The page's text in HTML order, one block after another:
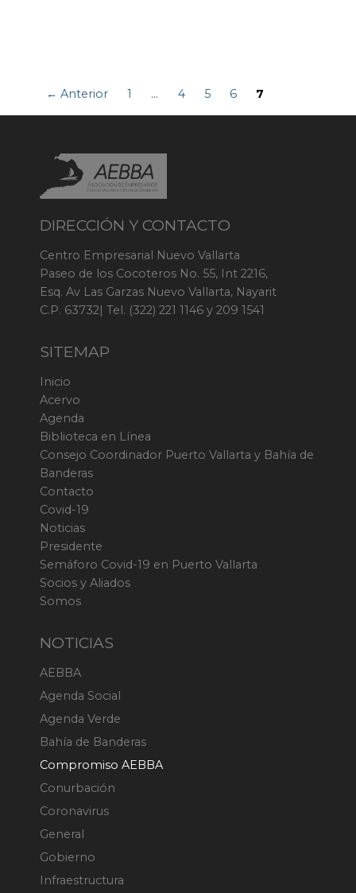
← Anterior 1 … 4 5 6 7
DIRECCIÓN Y CONTACTO
Centro Empresarial Nuevo Vallarta
Paseo de los Cocoteros No. 55, Int 2216,
Esq. Av Las Garzas Nuevo Vallarta, Nayarit
C.P. 63732| Tel. (322) 221 1146 y 209 1541
SITEMAP
Inicio
Acervo
Agenda
Biblioteca en Línea
Consejo Coordinador Puerto Vallarta y Bahía de
Banderas
Contacto
Covid-19
Noticias
Presidente
Semáforo Covid-19 en Puerto Vallarta
Socios y Aliados
Somos
NOTICIAS
AEBBA
Agenda Social
Agenda Verde
Bahía de Banderas
Compromiso AEBBA
Conurbación
Coronavirus
General
Gobierno
Infraestructura